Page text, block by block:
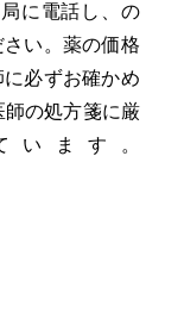
に電話し、の
い。薬の価格
必ずお確かめ
の処方箋に厳
います。